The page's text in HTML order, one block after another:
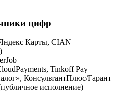
цифр
Карты, CIAN
Tinkoff Pay
КонсультантПлюс/Гарант
исполнение)